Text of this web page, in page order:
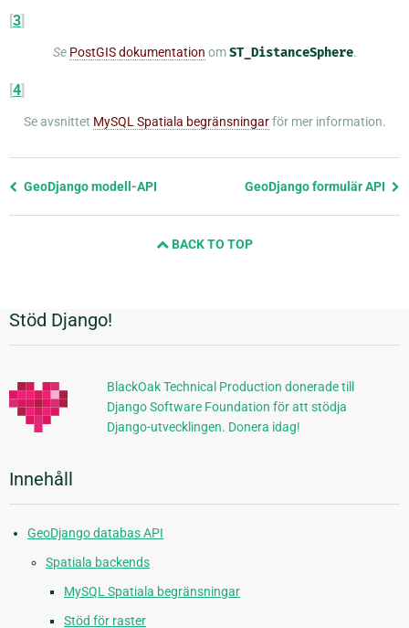
[3]
Se PostGIS dokumentation omST_DistanceSphere.
[4]
Se avsnittet MySQL Spatiala begränsningarför mer information.
Föregående
GeoDjango modell-API GeoDjango formulär API
BACK TO TOP
Ytterligare
information
Stöd Django!
BlackOak Technical Production donerade till
Django Software Foundation för att stödja
Django-utvecklingen. Donera idag!
Innehåll
GeoDjango databas API
Spatiala backends
MySQL Spatiala begränsningar
Stöd för raster